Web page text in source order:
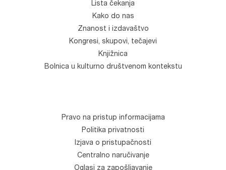
Lista čekanja
Kako do nas
Znanost i izdavaštvo
Kongresi, skupovi, tečajevi
Knjižnica
Bolnica u kulturno društvenom kontekstu
Pravo na pristup informacijama
Politika privatnosti
Izjava o pristupačnosti
Centralno naručivanje